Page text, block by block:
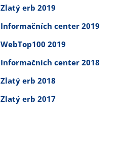
Zlatý erb 2019
Informačních center 2019
WebTop100 2019
Informačních center 2018
Zlatý erb 2018
Zlatý erb 2017